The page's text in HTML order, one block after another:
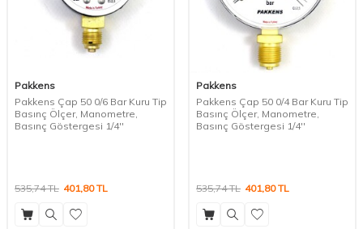
Pakkens
Pakkens Çap 50 0/6 Bar Kuru Tip
Basınç Ölçer, Manometre,
Basınç Göstergesi 1/4''
535,74TL 401,80TL
Pakkens
Pakkens Çap 50 0/4 Bar Kuru Tip
Basınç Ölçer, Manometre,
Basınç Göstergesi 1/4''
535,74TL 401,80TL